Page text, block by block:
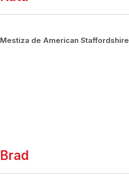
Mestiza de American Staffordshire
Brad